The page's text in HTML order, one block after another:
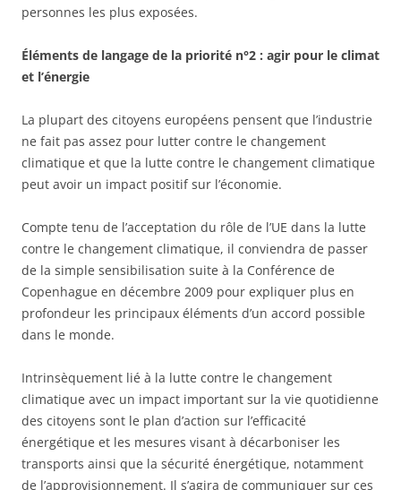
personnes les plus exposées.
Éléments de langage de la priorité n°2 : agir pour le climat
et l’énergie
La plupart des citoyens européens pensent que l’industrie
ne fait pas assez pour lutter contre le changement
climatique et que la lutte contre le changement climatique
peut avoir un impact positif sur l’économie.
Compte tenu de l’acceptation du rôle de l’UE dans la lutte
contre le changement climatique, il conviendra de passer
de la simple sensibilisation suite à la Conférence de
Copenhague en décembre 2009 pour expliquer plus en
profondeur les principaux éléments d’un accord possible
dans le monde.
Intrinsèquement lié à la lutte contre le changement
climatique avec un impact important sur la vie quotidienne
des citoyens sont le plan d’action sur l’efficacité
énergétique et les mesures visant à décarboniser les
transports ainsi que la sécurité énergétique, notamment
de l’approvisionnement. Il s’agira de communiquer sur ces